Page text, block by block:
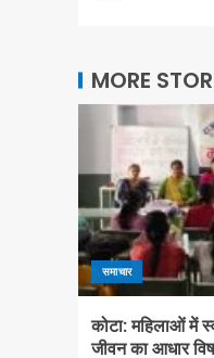
MORE
समाचार
कोटा: महिलाओं में
जीवन का आधार